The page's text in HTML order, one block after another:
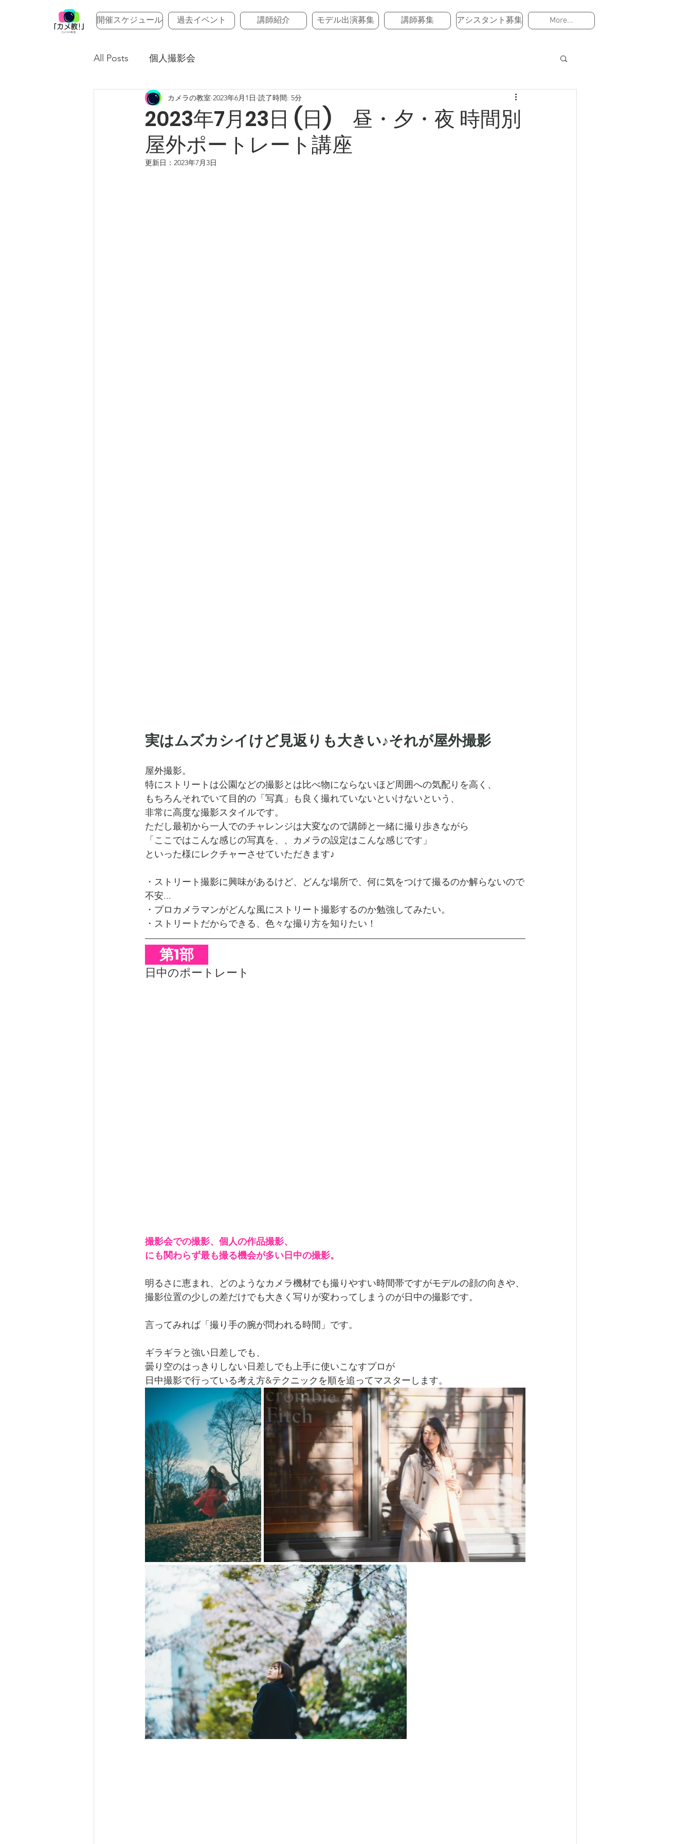
開催スケジュール 過去イベント 講師紹介 モデル出演募集 講師募集 アシスタント募集 More...
All Posts 個人撮影会
2023年7月23日 (日) 昼・夕・夜 時間別
屋外ポートレート講座
カメラの教室 2023年6月1日 読了時間: 5分
更新日： 2023年7月3日
実はムズカシイけど見返りも大きい♪それが屋外撮影
屋外撮影。
特にストリートは公園などの撮影とは比べ物にならないほど周囲への気配りを高く、
もちろんそれでいて目的の「写真」も良く撮れていないといけないという、
非常に高度な撮影スタイルです。
ただし最初から一人でのチャレンジは大変なので講師と一緒に撮り歩きながら
「ここではこんな感じの写真を、、カメラの設定はこんな感じです」
といった様にレクチャーさせていただきます♪
・ストリート撮影に興味があるけど、どんな場所で、何に気をつけて撮るのか解らないので
不安...
・プロカメラマンがどんな風にストリート撮影するのか勉強してみたい。
・ストリートだからできる、色々な撮り方を知りたい！
第1部
日中のポートレート
撮影会での撮影、個人の作品撮影、
にも関わらず最も撮る機会が多い日中の撮影。
明るさに恵まれ、どのようなカメラ機材でも撮りやすい時間帯ですがモデルの顔の向きや、
撮影位置の少しの差だけでも大きく写りが変わってしまうのが日中の撮影です。
言ってみれば「撮り手の腕が問われる時間」です。
ギラギラと強い日差しでも、
曇り空のはっきりしない日差しでも上手に使いこなすプロが
日中撮影で行っている考え方&テクニックを順を追ってマスターします。